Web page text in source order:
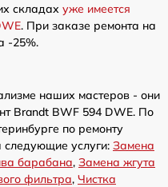
складах уже имеется
. При заказе ремонта на
-25%.
наших мастеров - они
Brandt BWF 594 DWE. По
по ремонту
следующие услуги: Замена
барабана, Замена жгута
фильтра, Чистка